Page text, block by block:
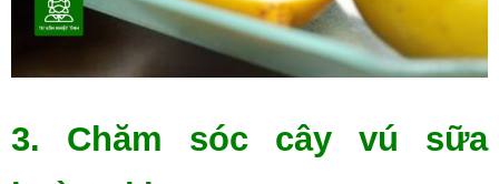
3. Chăm sóc cây vú sữa